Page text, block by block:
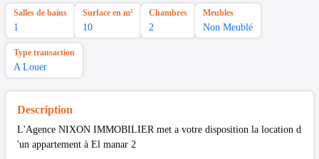
Salles de bains
1
Surface en m²
10
Chambres
2
Meubles
Non Meublé
Type transaction
A Louer
Description
L'Agence NIXON IMMOBILIER met a votre disposition la location d
'un appartement à El manar 2